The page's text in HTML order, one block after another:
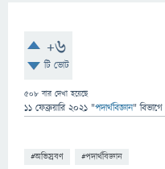
+6
টি ভোট
508 বার দেখা হয়েছে
11 ফেব্রুয়ারি 2021 "পদার্থবিজ্ঞান" বিভাগে
#অভিস্রবণ #পদার্থবিজ্ঞান